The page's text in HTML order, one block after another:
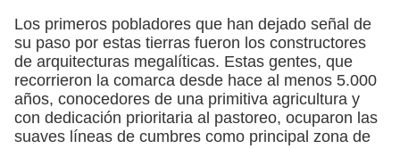
Los primeros pobladores que han dejado señal de
su paso por estas tierras fueron los constructores
de arquitecturas megalíticas. Estas gentes, que
recorrieron la comarca desde hace al menos 5.000
años, conocedores de una primitiva agricultura y
con dedicación prioritaria al pastoreo, ocuparon las
suaves líneas de cumbres como principal zona de